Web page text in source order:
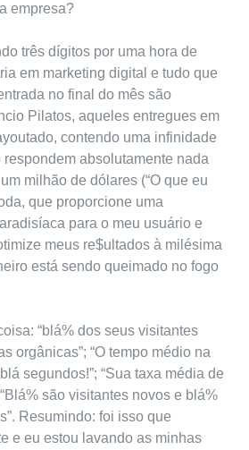
empresa?
três dígitos por uma hora de
em marketing digital e tudo que
no final do mês são
Pilatos, aqueles entregues em
contendo uma infinidade
absolutamente nada
milhão de dólares (“O que eu
que proporcione uma
para o meu usuário e
meus re$ultados à milésima
está sendo queimado no fogo
“blá% dos seus visitantes
orgânicas”; “O tempo médio na
segundos!”; “Sua taxa média de
são visitantes novos e blá%
Resumindo: foi isso que
e eu estou lavando as minhas